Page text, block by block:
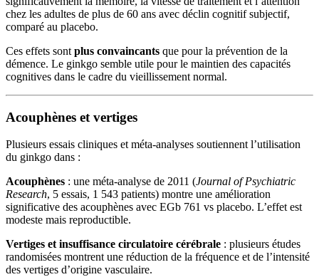
chez les adultes de plus de 60 ans avec déclin cognitif subjectif,
comparé au placebo.
Ces effets sont plus convaincants que pour la prévention de la
démence. Le ginkgo semble utile pour le maintien des capacités
cognitives dans le cadre du vieillissement normal.
Acouphènes et vertiges
Plusieurs essais cliniques et méta-analyses soutiennent l’utilisation
du ginkgo dans :
Acouphènes : une méta-analyse de 2011 (Journal of Psychiatric
Research, 5 essais, 1 543 patients) montre une amélioration
significative des acouphènes avec EGb 761 vs placebo. L’effet est
modeste mais reproductible.
Vertiges et insuffisance circulatoire cérébrale : plusieurs études
randomisées montrent une réduction de la fréquence et de l’intensité
des vertiges d’origine vasculaire.